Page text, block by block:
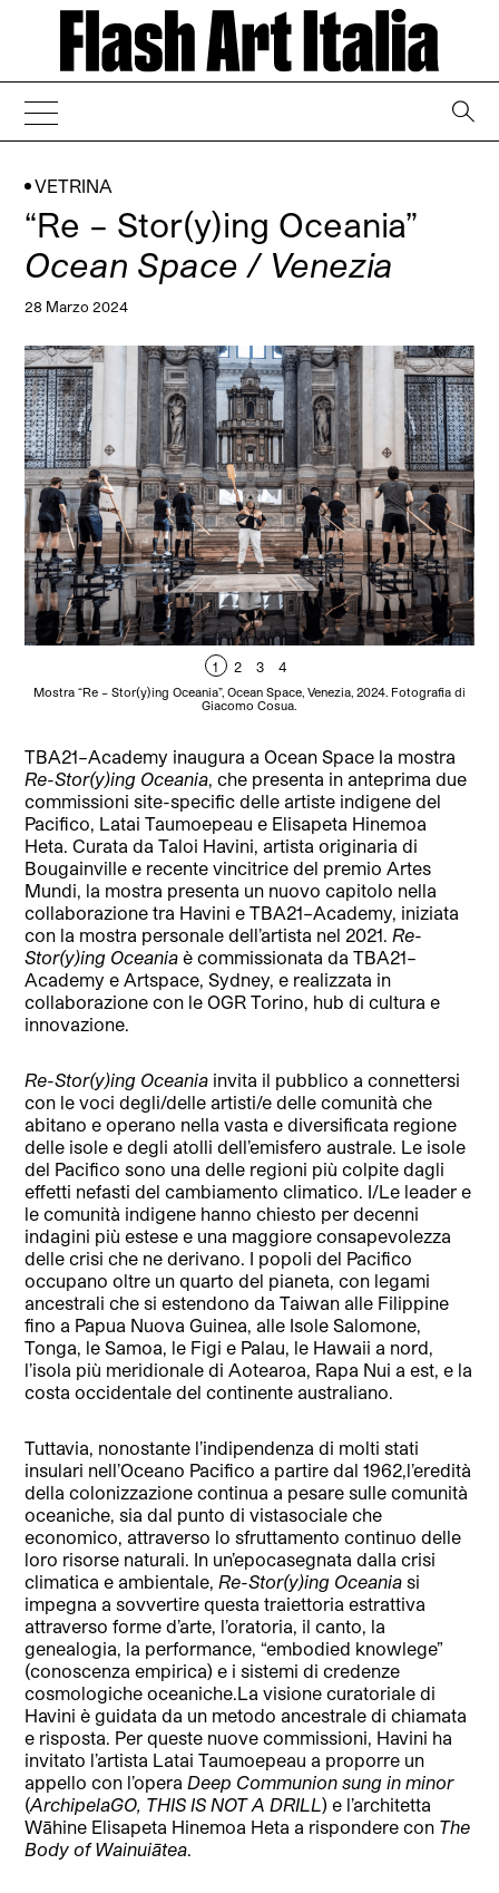
VETRINA
“Re – Stor(y)ing Oceania”
Ocean Space / Venezia
28 Marzo 2024
1 2 3 4
Mostra “Re – Stor(y)ing Oceania”, Ocean Space, Venezia, 2024. Fotografia di
Giacomo Cosua.
TBA21–Academy inaugura a Ocean Space la mostra
Re-Stor(y)ing Oceania, che presenta in anteprima due
commissioni site-specific delle artiste indigene del
Pacifico, Latai Taumoepeau e Elisapeta Hinemoa
Heta. Curata da Taloi Havini, artista originaria di
Bougainville e recente vincitrice del premio Artes
Mundi, la mostra presenta un nuovo capitolo nella
collaborazione tra Havini e TBA21–Academy, iniziata
con la mostra personale dell’artista nel 2021. Re-
Stor(y)ing Oceania è commissionata da TBA21–
Academy e Artspace, Sydney, e realizzata in
collaborazione con le OGR Torino, hub di cultura e
innovazione.
Re-Stor(y)ing Oceania invita il pubblico a connettersi
con le voci degli/delle artisti/e delle comunità che
abitano e operano nella vasta e diversificata regione
delle isole e degli atolli dell’emisfero australe. Le isole
del Pacifico sono una delle regioni più colpite dagli
effetti nefasti del cambiamento climatico. I/Le leader e
le comunità indigene hanno chiesto per decenni
indagini più estese e una maggiore consapevolezza
delle crisi che ne derivano. I popoli del Pacifico
occupano oltre un quarto del pianeta, con legami
ancestrali che si estendono da Taiwan alle Filippine
fino a Papua Nuova Guinea, alle Isole Salomone,
Tonga, le Samoa, le Figi e Palau, le Hawaii a nord,
l’isola più meridionale di Aotearoa, Rapa Nui a est, e la
costa occidentale del continente australiano.
Tuttavia, nonostante l’indipendenza di molti stati
insulari nell’Oceano Pacifico a partire dal 1962,l’eredità
della colonizzazione continua a pesare sulle comunità
oceaniche, sia dal punto di vistasociale che
economico, attraverso lo sfruttamento continuo delle
loro risorse naturali. In un’epocasegnata dalla crisi
climatica e ambientale,Re-Stor(y)ing Oceania si
impegna a sovvertire questa traiettoria estrattiva
attraverso forme d’arte, l’oratoria, il canto, la
genealogia, la performance, “embodied knowlege”
(conoscenza empirica) e i sistemi di credenze
cosmologiche oceaniche.La visione curatoriale di
Havini è guidata da un metodo ancestrale di chiamata
e risposta. Per queste nuove commissioni, Havini ha
invitato l’artista Latai Taumoepeau a proporre un
appello con l’operaDeep Communion sung in minor
(ArchipelaGO, THIS IS NOT A DRILL) e l’architetta
Wāhine Elisapeta Hinemoa Heta a rispondere con The
Body of Wainuiātea.